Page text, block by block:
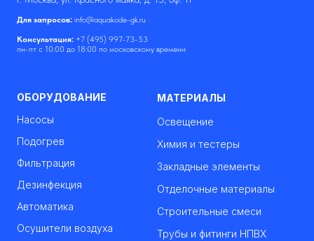
Для запросов: info@aquakode-gk.ru
Консультация: +7 (495) 997-73-53
пн-пт с 10:00 до 18:00 по московскому времени
ОБОРУДОВАНИЕ
Насосы
Подогрев
Фильтрация
Дезинфекция
Автоматика
Осушители воздуха
МАТЕРИАЛЫ
Освещение
Химия и тестеры
Закладные элементы
Отделочные материалы
Строительные смеси
Трубы и фитинги НПВХ